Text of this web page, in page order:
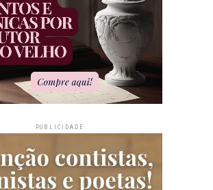
PUBLICIDADE